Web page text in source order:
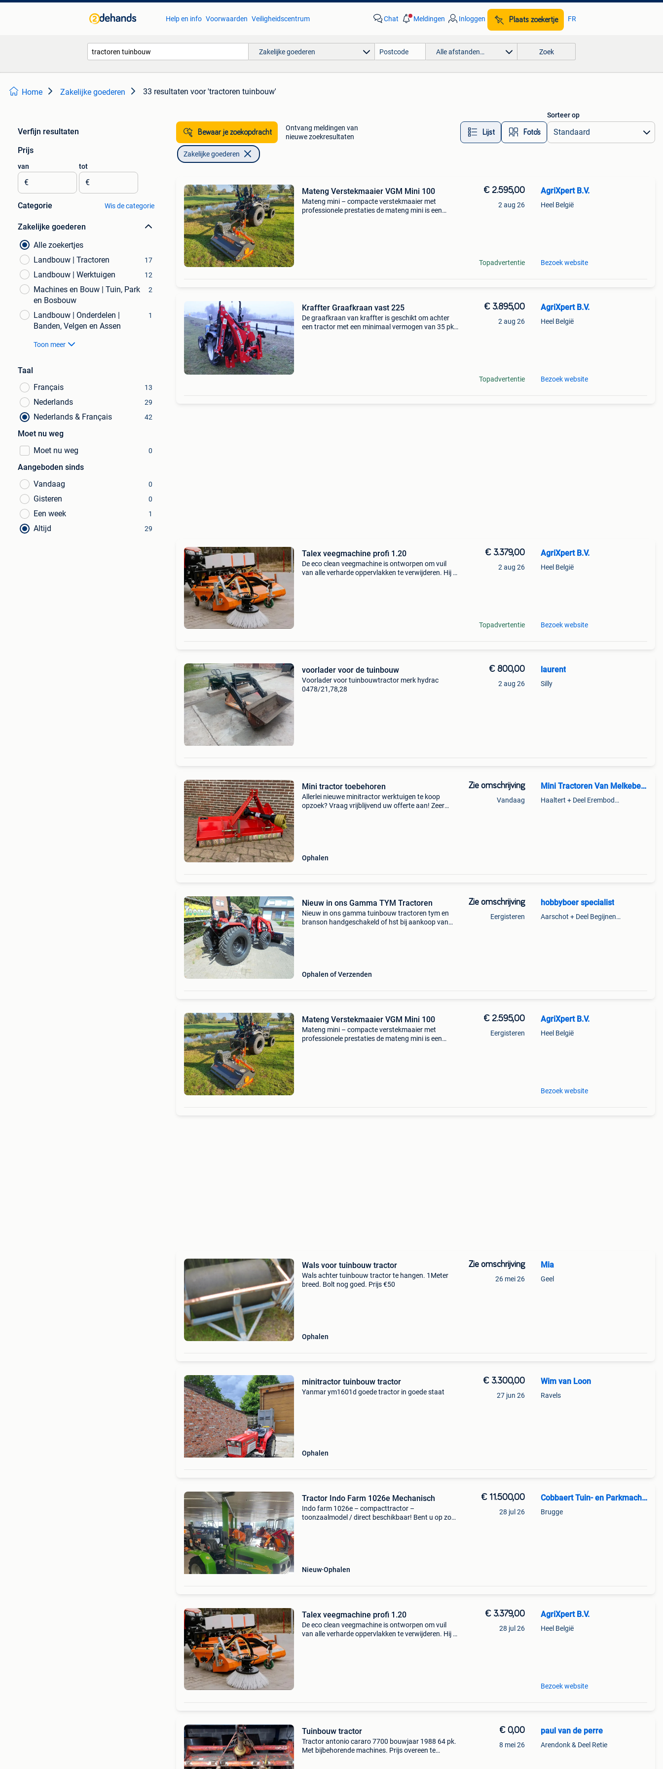
Help en info Voorwaarden Veiligheidscentrum Chat Meldingen Inloggen Plaats zoekertje FR
Zakelijke goederen Alle afstanden… Zoek
Home Zakelijke goederen 33 resultaten voor 'tractoren tuinbouw'
Verfijn resultaten
Prijs
van
€
tot
€
Categorie Wis de categorie
Zakelijke goederen
Alle zoekertjes
Landbouw | Tractoren
17
Landbouw | Werktuigen 12
Machines en Bouw | Tuin, Park
en Bosbouw
2
Landbouw | Onderdelen |
Banden, Velgen en Assen
1
Toon meer
Taal
Français
13
Nederlands 29
Nederlands & Français 42
Moet nu weg
Moet nu weg
0
Aangeboden sinds
Vandaag
0
Gisteren 0
Een week 1
Altijd 29
Bewaar je zoekopdracht
Ontvang meldingen van
nieuwe zoekresultaten
Lijst Foto’s
Sorteer op
Zakelijke goederen
Mateng Verstekmaaier VGM Mini 100
Mateng mini – compacte verstekmaaier met
professionele prestaties de mateng mini is een
€ 2.595,00
2 aug 26
Topadvertentie
AgriXpert B.V.
Heel België
Bezoek website
Kraffter Graafkraan vast 225
De graafkraan van kraffter is geschikt om achter
een tractor met een minimaal vermogen van 35 pk
€ 3.895,00
2 aug 26
Topadvertentie
AgriXpert B.V.
Heel België
Bezoek website
Talex veegmachine profi 1.20
De eco clean veegmachine is ontworpen om vuil
van alle verharde oppervlakken te verwijderen. Hij is
€ 3.379,00
2 aug 26
Topadvertentie
AgriXpert B.V.
Heel België
Bezoek website
voorlader voor de tuinbouw
Voorlader voor tuinbouwtractor merk hydrac
0478/21,78,28
€ 800,00
2 aug 26
laurent
Silly
Mini tractor toebehoren
Allerlei nieuwe minitractor werktuigen te koop
opzoek? Vraag vrijblijvend uw offerte aan! Zeer
Ophalen
Zie omschrijving
Vandaag
Mini Tractoren Van Melkebeke
Haaltert + Deel Erembodegem
Nieuw in ons Gamma TYM Tractoren
Nieuw in ons gamma tuinbouw tractoren tym en
branson handgeschakeld of hst bij aankoop van
Ophalen of Verzenden
Zie omschrijving
Eergisteren
hobbyboer specialist
Aarschot + Deel Begijnendijk
Mateng Verstekmaaier VGM Mini 100
Mateng mini – compacte verstekmaaier met
professionele prestaties de mateng mini is een
€ 2.595,00
Eergisteren
AgriXpert B.V.
Heel België
Bezoek website
Wals voor tuinbouw tractor
Wals achter tuinbouw tractor te hangen. 1Meter
breed. Bolt nog goed. Prijs €50
Ophalen
Zie omschrijving
26 mei 26
Mia
Geel
minitractor tuinbouw tractor
Yanmar ym1601d goede tractor in goede staat
Ophalen
€ 3.300,00
27 jun 26
Wim van Loon
Ravels
Tractor Indo Farm 1026e Mechanisch
Indo farm 1026e – compacttractor –
toonzaalmodel / direct beschikbaar! Bent u op zoek
Nieuw Ophalen
€ 11.500,00
28 jul 26
Cobbaert Tuin- en Parkmachines
Brugge
Talex veegmachine profi 1.20
De eco clean veegmachine is ontworpen om vuil
van alle verharde oppervlakken te verwijderen. Hij is
€ 3.379,00
28 jul 26
AgriXpert B.V.
Heel België
Bezoek website
Tuinbouw tractor
Tractor antonio cararo 7700 bouwjaar 1988 64 pk.
Met bijbehorende machines. Prijs overeen te
€ 0,00
8 mei 26
paul van de perre
Arendonk & Deel Retie